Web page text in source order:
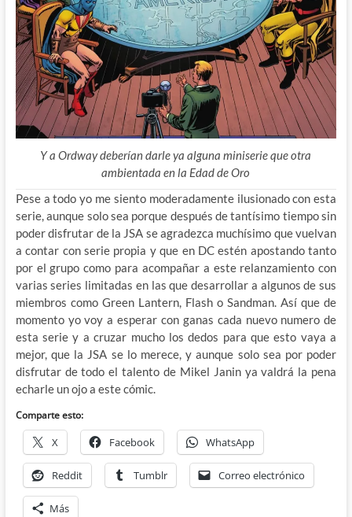
Y a Ordway deberían darle ya alguna miniserie que otra
ambientada en la Edad de Oro
Pese a todo yo me siento moderadamente ilusionado con esta
serie, aunque solo sea porque después de tantísimo tiempo sin
poder disfrutar de la JSA se agradezca muchísimo que vuelvan
a contar con serie propia y que en DC estén apostando tanto
por el grupo como para acompañar a este relanzamiento con
varias series limitadas en las que desarrollar a algunos de sus
miembros como Green Lantern, Flash o Sandman. Así que de
momento yo voy a esperar con ganas cada nuevo numero de
esta serie y a cruzar mucho los dedos para que esto vaya a
mejor, que la JSA se lo merece, y aunque solo sea por poder
disfrutar de todo el talento de Mikel Janin ya valdrá la pena
echarle un ojo a este cómic.
Comparte esto:
X Facebook WhatsApp
Reddit Tumblr Correo electrónico
Más